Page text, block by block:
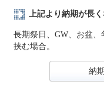
上記より納期が長
長期祭日、GW、お盆
挟む場合。
納